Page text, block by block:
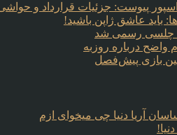
پیوست: جزئیات قرارداد و حواشی
باید عاشق ژاپن باشید!
به چلسی رسمی شد
واضح درباره روزبه
بازی پیش‌فصل
آریا دنیا چی میخوای ازم